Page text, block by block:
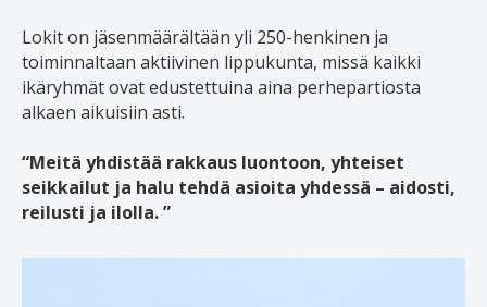
Lokit on jäsenmäärältään yli 250-henkinen ja
toiminnaltaan aktiivinen lippukunta, missä kaikki
ikäryhmät ovat edustettuina aina perhepartiosta
alkaen aikuisiin asti.
“Meitä yhdistää rakkaus luontoon, yhteiset
seikkailut ja halu tehdä asioita yhdessä – aidosti,
reilusti ja ilolla. ”